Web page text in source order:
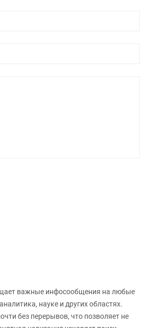
важные инфосообщения на любые
науке и других областях.
без перерывов, что позволяет не